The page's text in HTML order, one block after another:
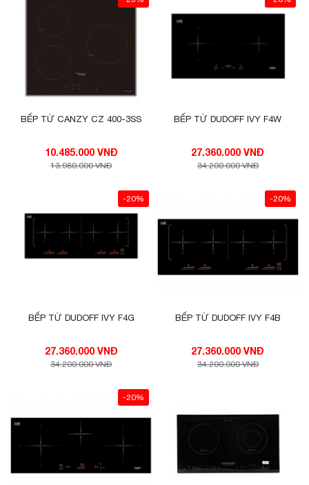
BẾP TỪ CANZY CZ 400-3SS
10.485.000 VNĐ
13.980.000 VNĐ
BẾP TỪ DUDOFF IVY F4W
27.360.000 VNĐ
34.200.000 VNĐ
-20%
BẾP TỪ DUDOFF IVY F4G
27.360.000 VNĐ
34.200.000 VNĐ
-20%
BẾP TỪ DUDOFF IVY F4B
27.360.000 VNĐ
34.200.000 VNĐ
-20%